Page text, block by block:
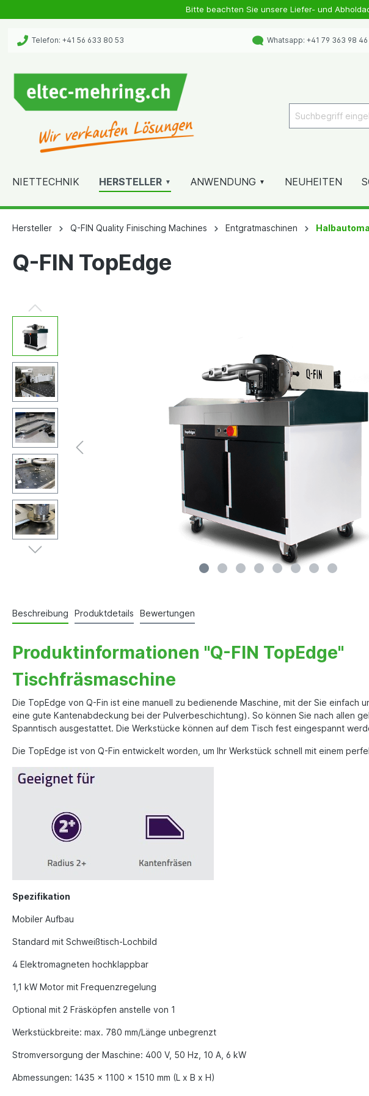
Bitte beachten Sie unsere Liefer- und
Telefon: +41 56 633 80 53 Whatsapp: +41 79 363 98 46
NIETTECHNIK HERSTELLER ANWENDUNG NEUHEITEN
Hersteller Q-FIN Quality Finisching Machines Entgratmaschinen
Q-FIN TopEdge
Beschreibung Produktdetails Bewertungen
Produktinformationen "Q-FIN TopEdge"
Tischfräsmaschine
Die TopEdge von Q-Fin ist eine manuell zu bedienende Maschine, mit der Sie
eine gute Kantenabdeckung bei der Pulverbeschichtung). So können Sie nach allen
Spanntisch ausgestattet. Die Werkstücke können auf dem Tisch fest eingespannt
Die TopEdge ist von Q-Fin entwickelt worden, um Ihr Werkstück schnell mit einem
Spezifikation
Mobiler Aufbau
Standard mit Schweißtisch-Lochbild
4 Elektromagneten hochklappbar
1,1 kW Motor mit Frequenzregelung
Optional mit 2 Fräsköpfen anstelle von 1
Werkstückbreite: max. 780 mm/Länge unbegrenzt
Stromversorgung der Maschine: 400 V, 50 Hz, 10 A, 6 kW
Abmessungen: 1435 x 1100 x 1510 mm (L x B x H)